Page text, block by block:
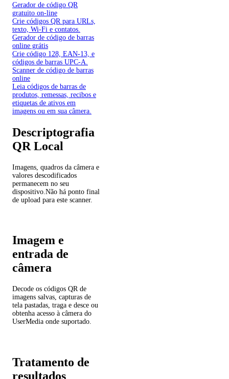
Gerador de código QR
gratuito on-line
Crie códigos QR para URLs,
texto, Wi-Fi e contatos.
Gerador de código de barras
online grátis
Crie código 128, EAN-13, e
códigos de barras UPC-A.
Scanner de código de barras
online
Leia códigos de barras de
produtos, remessas, recibos e
etiquetas de ativos em
imagens ou em sua câmera.
Descriptografia
QR Local
Imagens, quadros da câmera e
valores descodificados
permanecem no seu
dispositivo.Não há ponto final
de upload para este scanner.
Imagem e
entrada de
câmera
Decode os códigos QR de
imagens salvas, capturas de
tela pastadas, traga e desce ou
obtenha acesso à câmera do
UserMedia onde suportado.
Tratamento de
resultados